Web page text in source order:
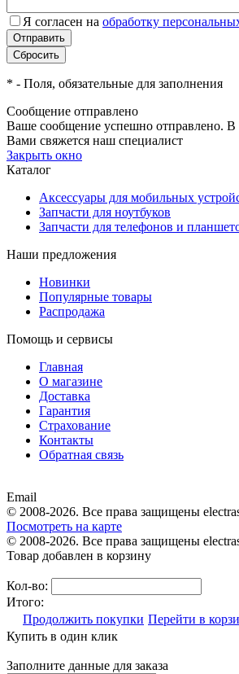
Я согласен на обработку
* - Поля, обязательные для заполнения
Сообщение отправлено
Ваше сообщение успешно отправлено.
Вами свяжется наш специалист
Закрыть окно
Каталог
Аксессуары для мобильных
Запчасти для ноутбуков
Запчасти для телефонов и
Наши предложения
Новинки
Популярные товары
Распродажа
Помощь и сервисы
Главная
О магазине
Доставка
Гарантия
Страхование
Контакты
Обратная связь
Email
© 2008-2026. Все права защищены
Посмотреть на карте
© 2008-2026. Все права защищены
Товар добавлен в корзину
Кол-во:
Итого:
Продолжить покупки Перейти в
Купить в один клик
Заполните данные для заказа